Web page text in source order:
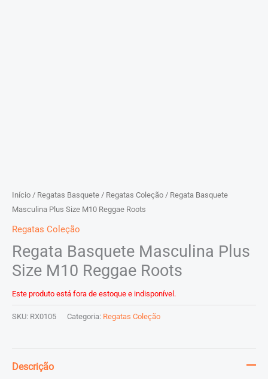
Início / Regatas Basquete / Regatas Coleção / Regata Basquete
Masculina Plus Size M10 Reggae Roots
Regatas Coleção
Regata Basquete Masculina Plus
Size M10 Reggae Roots
Este produto está fora de estoque e indisponível.
SKU: RX0105 Categoria: Regatas Coleção
Descrição